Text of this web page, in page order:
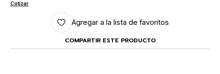
Cotizar
Agregar a la lista de favoritos
COMPARTIR ESTE PRODUCTO